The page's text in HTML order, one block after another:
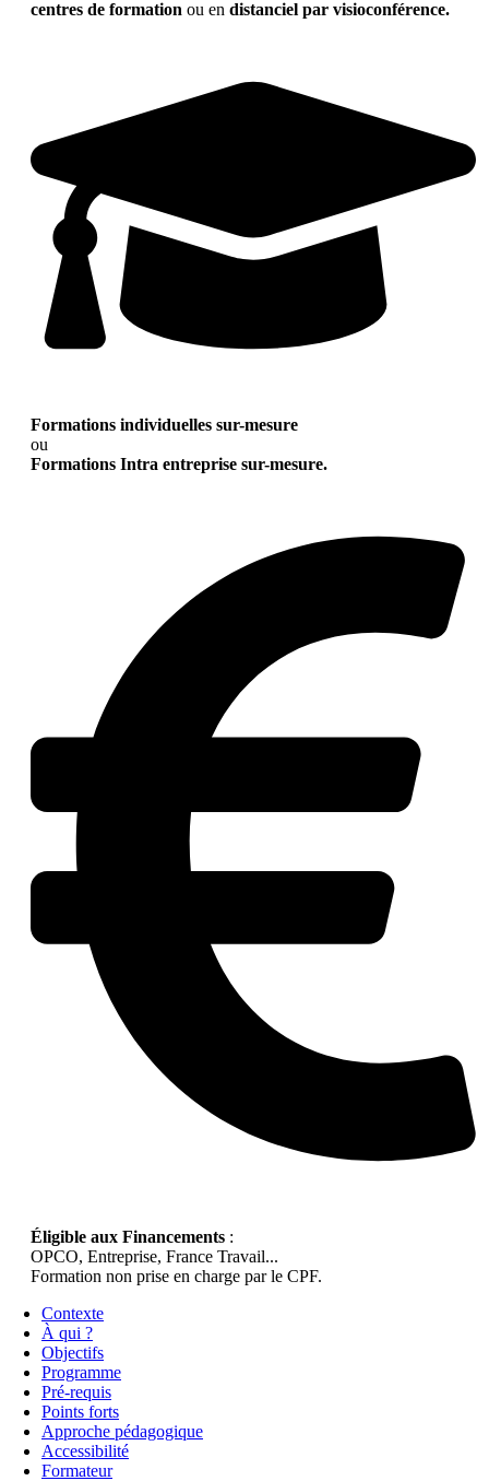
centres de formation ou en distanciel par visioconférence.
Formations individuelles sur-mesure
ou
Formations Intra entreprise sur-mesure.
Éligible aux Financements :
OPCO, Entreprise, France Travail...
Formation non prise en charge par le CPF.
Contexte
À qui ?
Objectifs
Programme
Pré-requis
Points forts
Approche pédagogique
Accessibilité
Formateur